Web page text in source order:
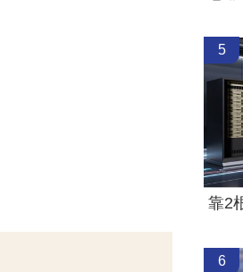
5
6